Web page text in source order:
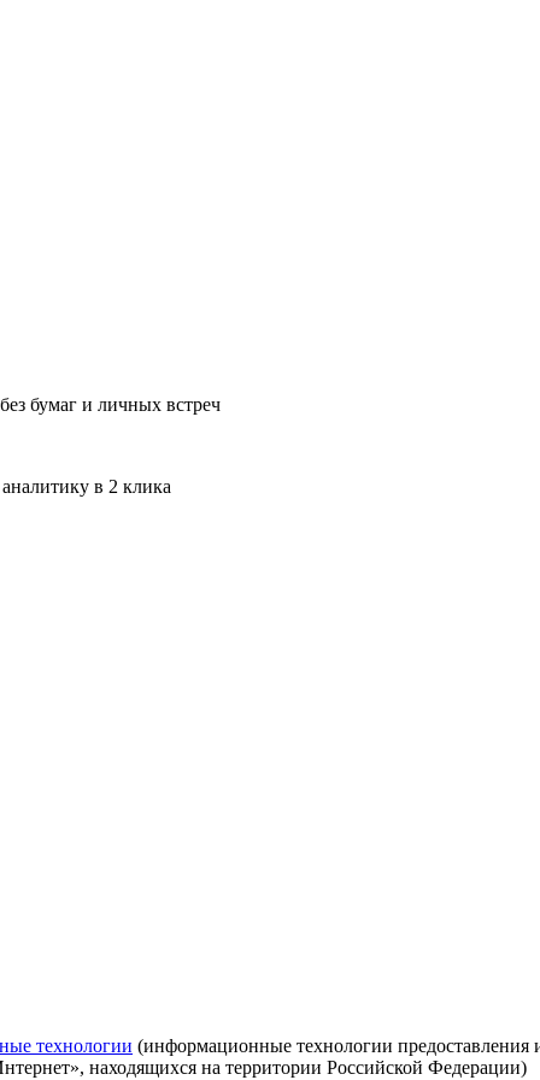
бумаг и личных встреч
в 2 клика
технологии (информационные технологии предоставления
находящихся на территории Российской Федерации)